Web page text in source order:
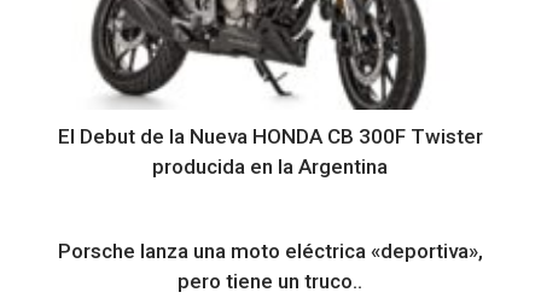
El Debut de la Nueva HONDA CB 300F Twister
producida en la Argentina
Porsche lanza una moto eléctrica «deportiva»,
pero tiene un truco..